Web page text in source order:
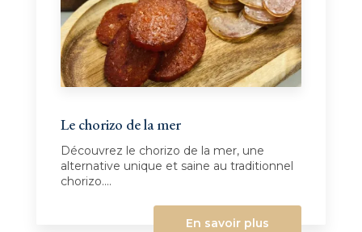
Le chorizo de la mer
Découvrez le chorizo de la mer, une
alternative unique et saine au traditionnel
chorizo....
En savoir plus